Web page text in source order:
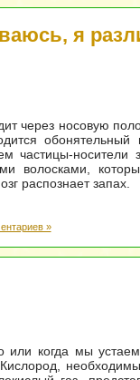
я
через носовую
обонятельный
частицы-носители
волосками,
распознает запах.
»
когда мы